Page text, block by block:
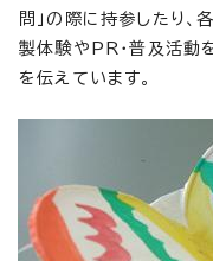
問」の際に持参したり、
製体験やPR・普及活動
を伝えています。